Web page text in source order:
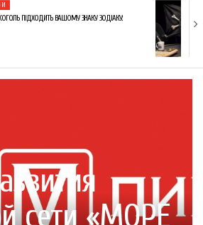
ПІДХОДИТЬ ВАШОМУ ЗНАКУ ЗОДІАКУ:
сети «МОРЕ